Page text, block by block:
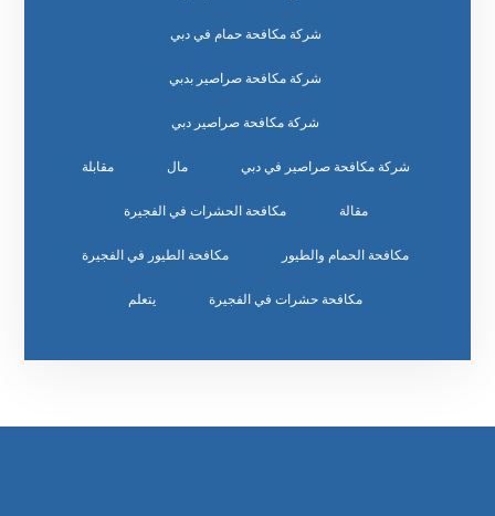
شركة مكافحة حمام في دبي
شركة مكافحة صراصير بدبي
شركة مكافحة صراصير دبي
شركة مكافحة صراصير في دبي مال مقابلة
مقالة مكافحة الحشرات في الفجيرة
مكافحة الحمام والطيور مكافحة الطيور في الفجيرة
مكافحة حشرات في الفجيرة يتعلم